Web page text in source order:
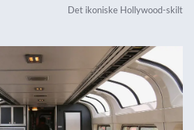
Det ikoniske Hollywood-skilt